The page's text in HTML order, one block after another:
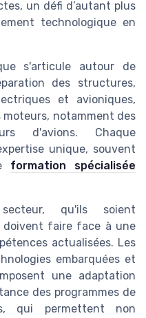
un défi d’autant plus
technologique en
s'articule autour de
des structures,
et avioniques,
notamment des
d'avions. Chaque
unique, souvent
formation spécialisée
qu'ils soient
doivent faire face à une
actualisées. Les
embarquées et
une adaptation
des programmes de
qui permettent non